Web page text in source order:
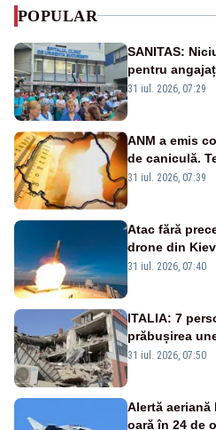
POPULAR
SANITAS:
pentru
Legii salarizării
31 iul. 2026, 07:29
ANM a emis
de caniculă.
de grade, iar
31 iul. 2026, 07:39
Atac fără
drone din
americană,
31 iul. 2026, 07:40
ITALIA: 7
prăbușirea
31 iul. 2026, 07:50
Alertă aeriană
oară în 24 de